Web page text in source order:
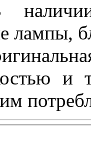
лампы,
и